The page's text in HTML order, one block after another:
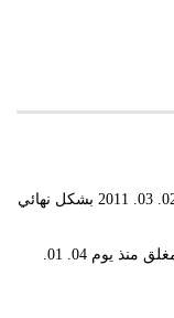
* معبر المنطار – كارني: مغلق منذ يوم 02. 03. 2011 بشكل نهائي
* معبر الشجاعية – "نحال عوز" للوقود: مغلق منذ يوم 04. 01.